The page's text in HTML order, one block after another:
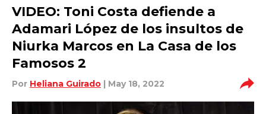
VIDEO: Toni Costa defiende a
Adamari López de los insultos de
Niurka Marcos en La Casa de los
Famosos 2
Por Heliana Guirado | May 18, 2022